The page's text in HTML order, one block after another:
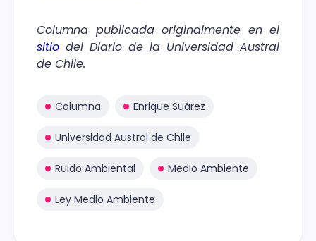
Columna publicada originalmente en el
sitio del Diario de la Universidad Austral
de Chile.
Columna Enrique Suárez
Universidad Austral de Chile
Ruido Ambiental Medio Ambiente
Ley Medio Ambiente